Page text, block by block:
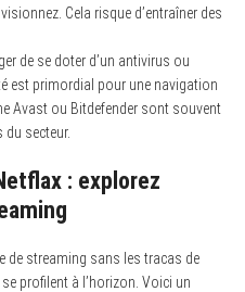
Cela risque d’entraîner des
de se doter d’un antivirus ou
est primordial pour une navigation
Avast ou Bitdefender sont souvent
secteur.
: explorez
de streaming sans les tracas de
profilent à l’horizon. Voici un